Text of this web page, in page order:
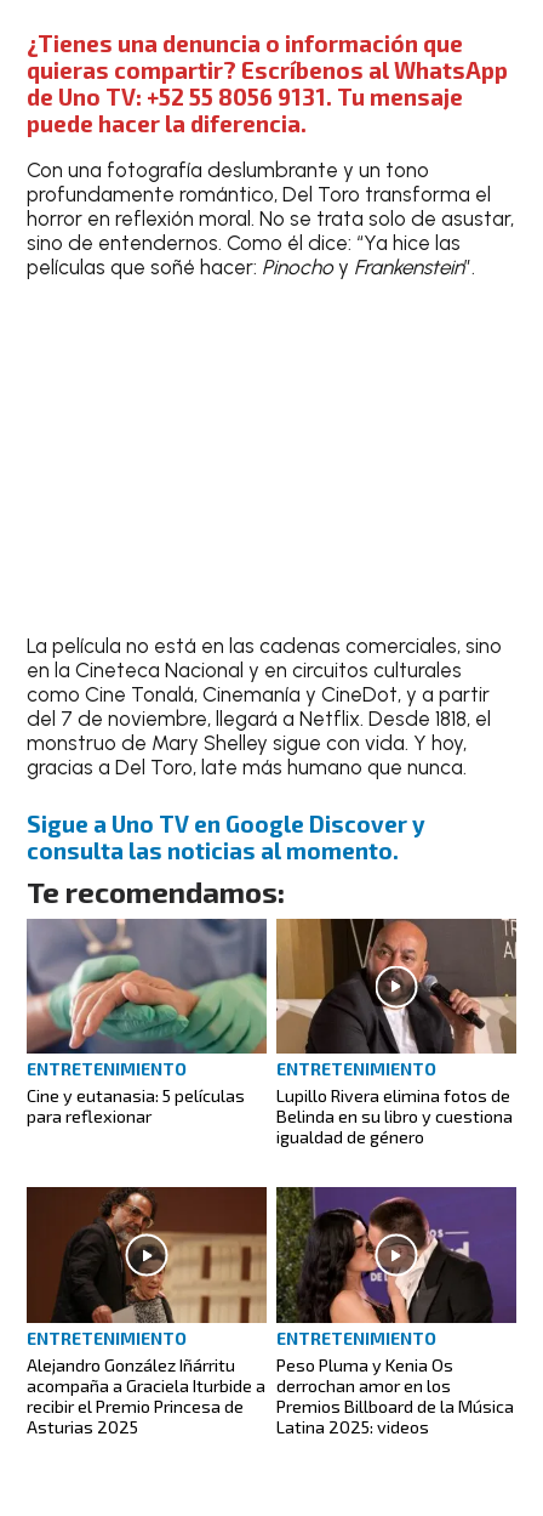
¿Tienes una denuncia o información que
quieras compartir? Escríbenos al WhatsApp
de Uno TV: +52 55 8056 9131. Tu mensaje
puede hacer la diferencia.
Con una fotografía deslumbrante y un tono
profundamente romántico, Del Toro transforma el
horror en reflexión moral. No se trata solo de asustar,
sino de entendernos. Como él dice: “Ya hice las
películas que soñé hacer: Pinochoy Frankenstein”.
La película no está en las cadenas comerciales, sino
en la Cineteca Nacional y en circuitos culturales
como Cine Tonalá, Cinemanía y CineDot, y a partir
del 7 de noviembre, llegará a Netflix. Desde 1818, el
monstruo de Mary Shelley sigue con vida. Y hoy,
gracias a Del Toro, late más humano que nunca.
Sigue a Uno TV en Google Discover y
consulta las noticias al momento.
Te recomendamos:
ENTRETENIMIENTO
Cine y eutanasia: 5 películas
para reflexionar
ENTRETENIMIENTO
Lupillo Rivera elimina fotos de
Belinda en su libro y cuestiona
igualdad de género
ENTRETENIMIENTO
Alejandro González Iñárritu
acompaña a Graciela Iturbide a
recibir el Premio Princesa de
Asturias 2025
ENTRETENIMIENTO
Peso Pluma y Kenia Os
derrochan amor en los
Premios Billboard de la Música
Latina 2025: videos